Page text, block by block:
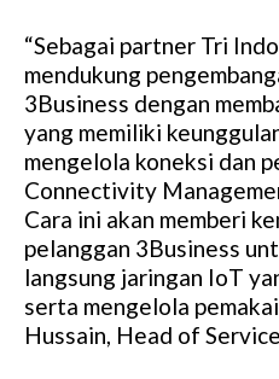
“Sebagai partner Tri
mendukung
3Business dengan
yang memiliki
mengelola koneksi dan
Connectivity
Cara ini akan memberi
pelanggan 3Business
langsung jaringan IoT
serta mengelola
Hussain, Head of